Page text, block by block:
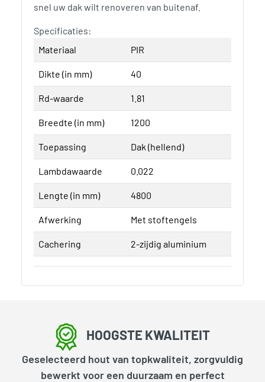
snel uw dak wilt renoveren van buitenaf.
Specificaties:
Materiaal
PIR
Dikte (in mm) 40
Rd-waarde 1.81
Breedte (in mm) 1200
Toepassing Dak (hellend)
Lambdawaarde 0.022
Lengte (in mm) 4800
Afwerking Met stoftengels
Cachering 2-zijdig aluminium
HOOGSTE KWALITEIT
Geselecteerd hout van topkwaliteit, zorgvuldig
bewerkt voor een duurzaam en perfect